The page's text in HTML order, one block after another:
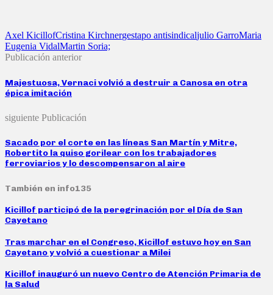
Axel KicillofCristina Kirchnergestapo antisindicaljulio GarroMaria
Eugenia VidalMartin Soria;
Publicación anterior
Majestuosa, Vernaci volvió a destruir a Canosa en otra
épica imitación
siguiente Publicación
Sacado por el corte en las líneas San Martín y Mitre,
Robertito la quiso gorilear con los trabajadores
ferroviarios y lo descompensaron al aire
También en info135
Kicillof participó de la peregrinación por el Día de San
Cayetano
Tras marchar en el Congreso, Kicillof estuvo hoy en San
Cayetano y volvió a cuestionar a Milei
Kicillof inauguró un nuevo Centro de Atención Primaria de
la Salud